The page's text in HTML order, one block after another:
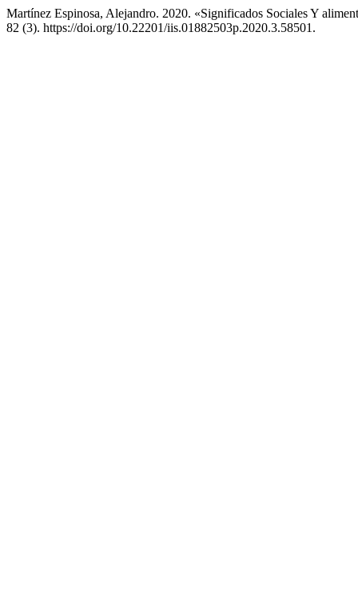
Martínez Espinosa, Alejandro. 2020. «Significados Sociales Y
82 (3). https://doi.org/10.22201/iis.01882503p.2020.3.58501.